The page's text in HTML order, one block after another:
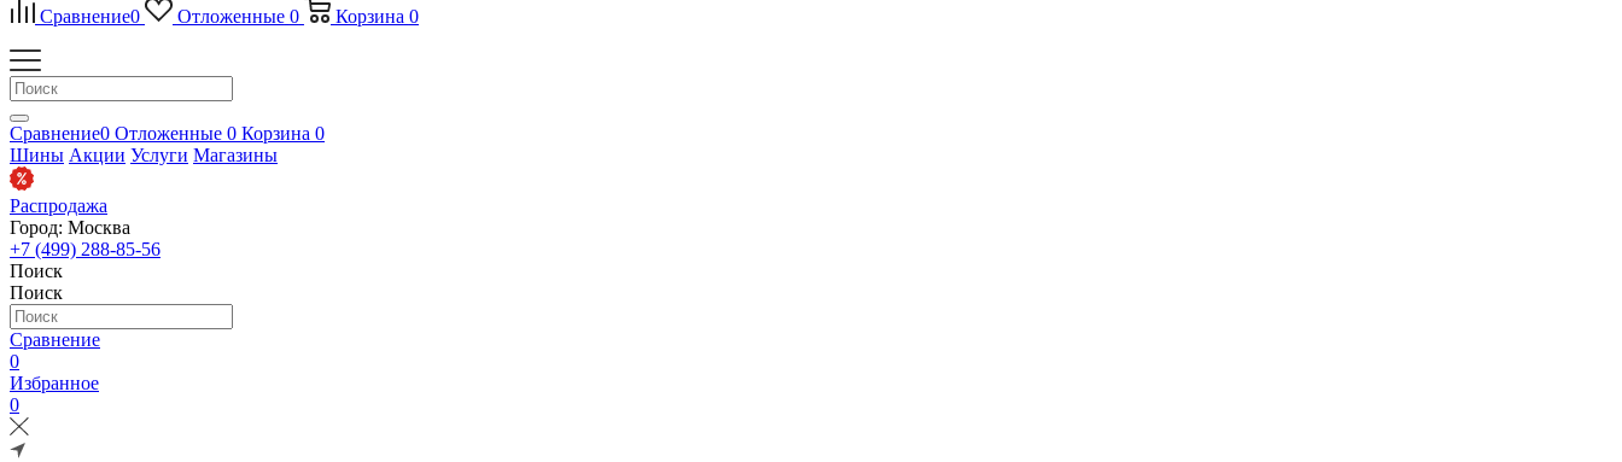
Сравнение0 Отложенные 0 Корзина 0
Сравнение0 Отложенные 0 Корзина 0
Шины Акции Услуги Магазины
Распродажа
Город: Москва
+7 (499) 288-85-56
Поиск
Поиск
Сравнение
0
Избранное
0